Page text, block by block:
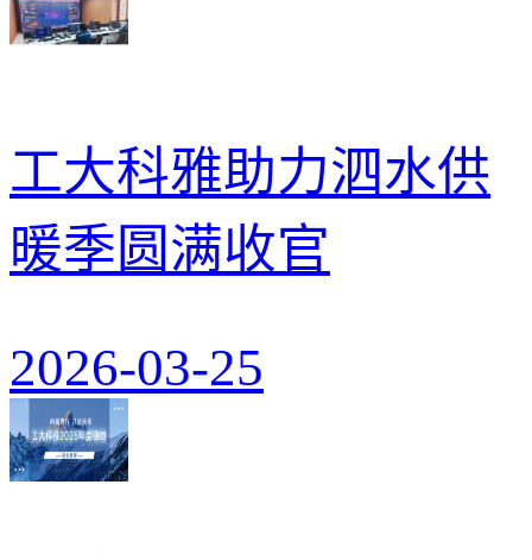
工大科雅助力泗水供
暖季圆满收官
2026-03-25